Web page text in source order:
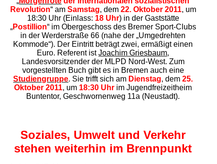
Revolution“ am Samstag, dem 22. Oktober 2011, um
18:30 Uhr (Einlass: 18 Uhr) in der Gaststätte
„Postillion“ im Obergeschoss des Bremer Sport-Clubs
in der Werderstraße 66 (nahe der „Umgedrehten
Kommode“). Der Eintritt beträgt zwei, ermäßigt einen
Euro. Referent istJoachim Griesbaum,
Landesvorsitzender der MLPD Nord-West. Zum
vorgestellten Buch gibt es in Bremen auch eine
Studiengruppe. Sie trifft sich am Dienstag, dem25.
Oktober 2011, um 18:30 Uhr im Jugendfreizeitheim
Buntentor, Geschwornenweg 11a (Neustadt).
Soziales, Umwelt und Verkehr
stehen weiterhin im Brennpunkt